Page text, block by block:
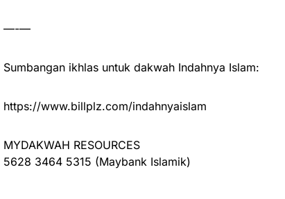
—-—
Sumbangan ikhlas untuk dakwah Indahnya Islam:
https://www.billplz.com/indahnyaislam
MYDAKWAH RESOURCES
5628 3464 5315 (Maybank Islamik)